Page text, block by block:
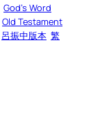
God’s Word
Old Testament
呂振中版本 繁